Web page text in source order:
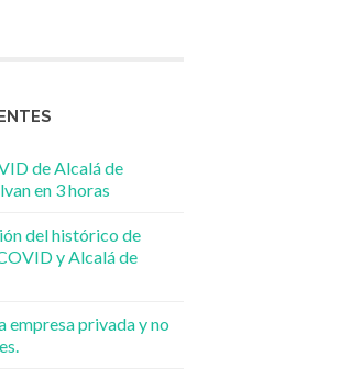
de Alcalá de
en 3 horas
del histórico de
y Alcalá de
empresa privada y no